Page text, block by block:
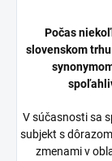
Počas
slovenskom
V súčasnosti sa
subjekt s
zmenami v